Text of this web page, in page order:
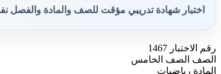
اختبار شهادة تدريبي مؤقت للصف والمادة والفصل
رقم الاختبار 1467
الصف الصف الخامس
المادة رياضيات